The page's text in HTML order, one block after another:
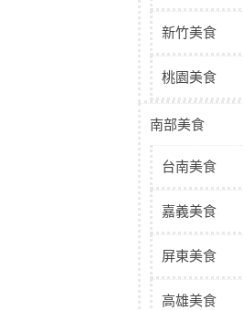
新竹美食
桃園美食
南部美食
台南美食
嘉義美食
屏東美食
高雄美食